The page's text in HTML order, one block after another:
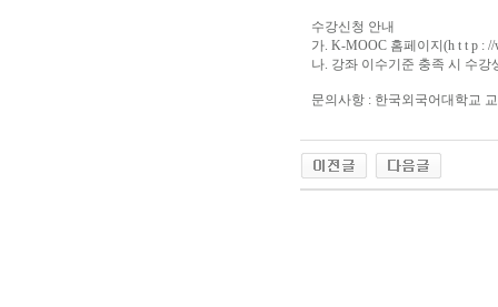
수강신청 안내
가. K-MOOC 홈페이지(h t t p :
나. 강좌 이수기준 충족 시 수강
문의사항 : 한국외국어대학교